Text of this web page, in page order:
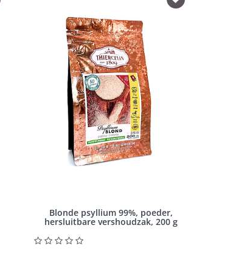
Blonde psyllium 99%, poeder,
hersluitbare vershoudzak, 200 g